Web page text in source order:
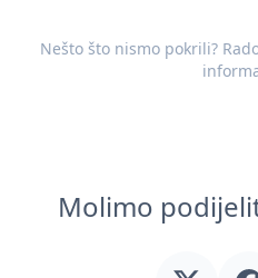
Nešto što nismo pokrili?
Molimo